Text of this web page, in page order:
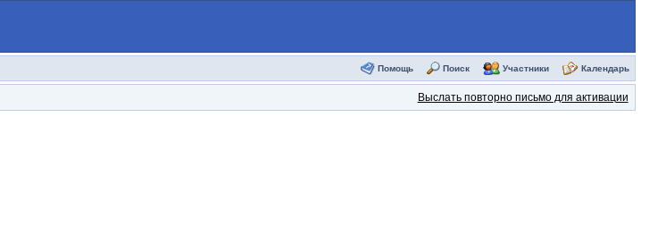
Помощь Поиск Участники Календарь
Выслать повторно письмо для активации